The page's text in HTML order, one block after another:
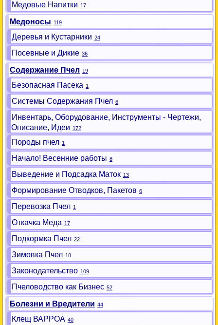
Медовые Напитки 17
Медоносы 119
Деревья и Кустарники 24
Посевные и Дикие 36
Содержание Пчел 19
Безопасная Пасека 1
Системы Содержания Пчел 6
Инвентарь, Оборудование, Инструменты - Чертежи,
Описание, Идеи 172
Породы пчел 1
Начало! Весенние работы 8
Выведение и Подсадка Маток 13
Формирование Отводков, Пакетов 6
Перевозка Пчел 1
Откачка Меда 17
Подкормка Пчел 22
Зимовка Пчел 18
Законодательство 109
Пчеловодство как Бизнес 52
Болезни и Вредители 44
Клещ ВАРРОА 40